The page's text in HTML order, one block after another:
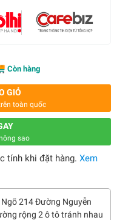
Còn hàng
GIỎ
toàn quốc
sao
tính khi đặt hàng. Xem
214 Đường Nguyễn
rộng 2 ô tô tránh nhau